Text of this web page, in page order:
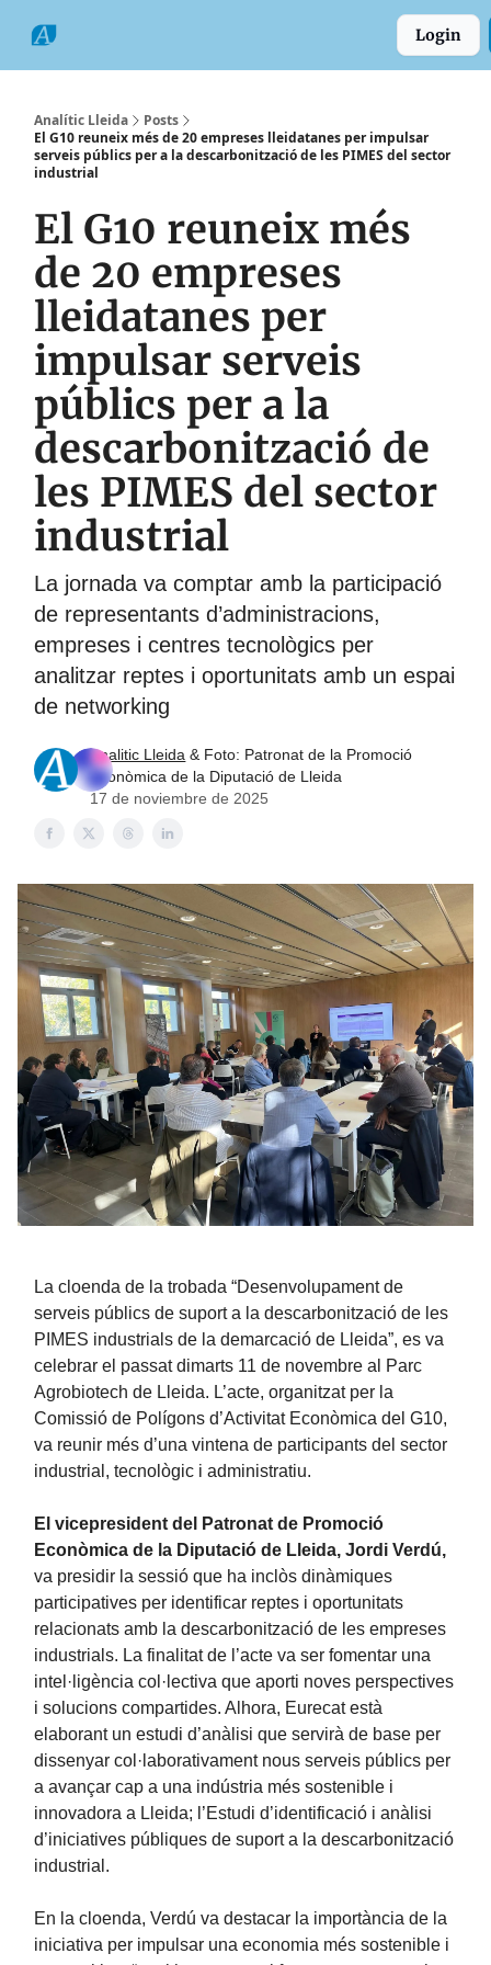
Login
Analític Lleida
Posts
El G10 reuneix més de 20 empreses lleidatanes per impulsar
serveis públics per a la descarbonització de les PIMES del sector
industrial
El G10 reuneix més
de 20 empreses
lleidatanes per
impulsar serveis
públics per a la
descarbonització de
les PIMES del sector
industrial
La jornada va comptar amb la participació
de representants d’administracions,
empreses i centres tecnològics per
analitzar reptes i oportunitats amb un espai
de networking
Analitic Lleida & Foto: Patronat de la Promoció
Econòmica de la Diputació de Lleida
17 de noviembre de 2025
La cloenda de la trobada “Desenvolupament de
serveis públics de suport a la descarbonització de les
PIMES industrials de la demarcació de Lleida”, es va
celebrar el passat dimarts 11 de novembre al Parc
Agrobiotech de Lleida. L’acte, organitzat per la
Comissió de Polígons d’Activitat Econòmica del G10,
va reunir més d’una vintena de participants del sector
industrial, tecnològic i administratiu.
El vicepresident del Patronat de Promoció
Econòmica de la Diputació de Lleida, Jordi Verdú,
va presidir la sessió que ha inclòs dinàmiques
participatives per identificar reptes i oportunitats
relacionats amb la descarbonització de les empreses
industrials. La finalitat de l’acte va ser fomentar una
intel·ligència col·lectiva que aporti noves perspectives
i solucions compartides. Alhora, Eurecat està
elaborant un estudi d’anàlisi que servirà de base per
dissenyar col·laborativament nous serveis públics per
a avançar cap a una indústria més sostenible i
innovadora a Lleida; l’Estudi d’identificació i anàlisi
d’iniciatives públiques de suport a la descarbonització
industrial.
En la cloenda, Verdú va destacar la importància de la
iniciativa per impulsar una economia més sostenible i